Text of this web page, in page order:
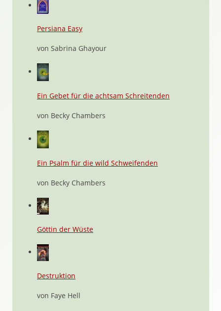
Persiana Easy
von Sabrina Ghayour
Ein Gebet für die achtsam Schreitenden
von Becky Chambers
Ein Psalm für die wild Schweifenden
von Becky Chambers
Göttin der Wüste
Destruktion
von Faye Hell